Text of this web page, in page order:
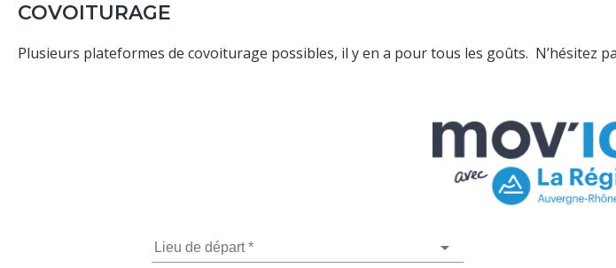
COVOITURAGE
Plusieurs plateformes de covoiturage possibles, il y en a pour tous les goûts. N’hésitez